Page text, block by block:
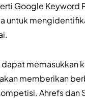
Google Keyword
untuk
memasukkan
memberikan
Ahrefs dan